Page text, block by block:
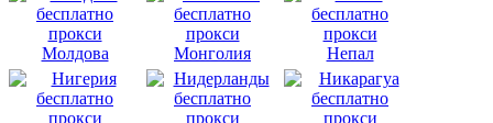
Молдова Монголия Непал